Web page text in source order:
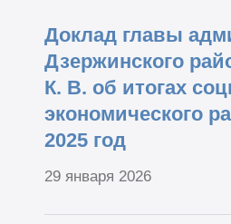
Доклад главы
Дзержинского
К. В. об итогах
экономического
2025 год
29 января 2026